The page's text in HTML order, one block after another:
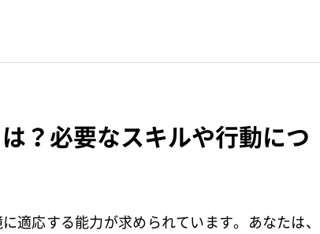
？必要なスキルや行動につ
適応する能力が求められています。あなたは、